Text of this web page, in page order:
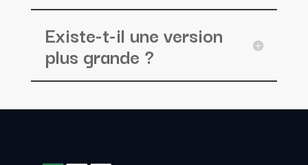
Existe-t-il une version
plus grande ?